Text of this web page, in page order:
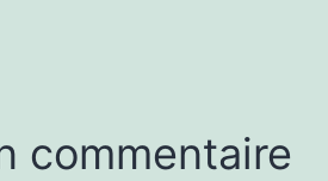
commentaire